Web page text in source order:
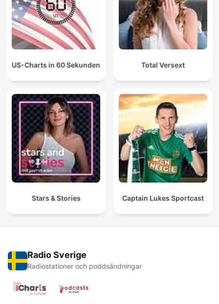
US-Charts in 60 Sekunden Total Versext
Stars & Stories Captain Lukes Sportcast
Radio Sverige
Radiostationer och poddsändningar